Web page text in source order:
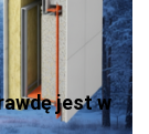
jest w